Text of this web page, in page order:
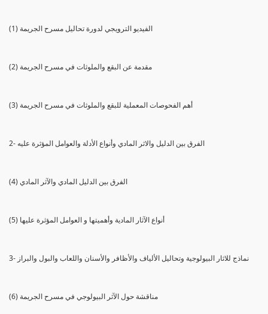
(1) الفيديو الترويجي لدورة تحاليل مسرح الجريمة
(2) مقدمة عن البقع والملوثات في مسرح الجريمة
(3) أهم الفحوصات المعملية للبقع والملوثات في مسرح الجريمة
2- الفرق بين الدليل والاثر المادي وأنواع الأدلة والعوامل المؤثرة عليه
(4) الفرق بين الدليل المادي والآثر المادي
(5) أنواع الآثار المادية وأهميتها و العوامل المؤثرة عليها
3- نماذج للاثار البيولوجية وتحاليل الألياف والأظافر والأسنان واللعاب والبول والبراز
(6) مناقشة حول الآثر البيولوجي في مسرح الجريمة